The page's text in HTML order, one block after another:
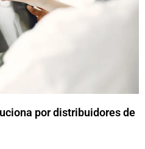
por distribuidores de